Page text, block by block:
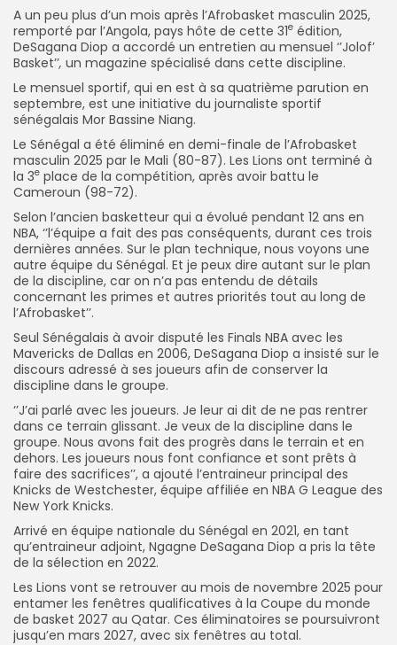
A un peu plus d’un mois après l’Afrobasket masculin 2025,
remporté par l’Angola, pays hôte de cette 31e édition,
DeSagana Diop a accordé un entretien au mensuel ‘’Jolof’
Basket’’, un magazine spécialisé dans cette discipline.
Le mensuel sportif, qui en est à sa quatrième parution en
septembre, est une initiative du journaliste sportif
sénégalais Mor Bassine Niang.
Le Sénégal a été éliminé en demi-finale de l’Afrobasket
masculin 2025 par le Mali (80-87). Les Lions ont terminé à
la 3e place de la compétition, après avoir battu le
Cameroun (98-72).
Selon l’ancien basketteur qui a évolué pendant 12 ans en
NBA, ‘’l’équipe a fait des pas conséquents, durant ces trois
dernières années. Sur le plan technique, nous voyons une
autre équipe du Sénégal. Et je peux dire autant sur le plan
de la discipline, car on n’a pas entendu de détails
concernant les primes et autres priorités tout au long de
l’Afrobasket’’.
Seul Sénégalais à avoir disputé les Finals NBA avec les
Mavericks de Dallas en 2006, DeSagana Diop a insisté sur le
discours adressé à ses joueurs afin de conserver la
discipline dans le groupe.
‘’J’ai parlé avec les joueurs. Je leur ai dit de ne pas rentrer
dans ce terrain glissant. Je veux de la discipline dans le
groupe. Nous avons fait des progrès dans le terrain et en
dehors. Les joueurs nous font confiance et sont prêts à
faire des sacrifices’’, a ajouté l’entraineur principal des
Knicks de Westchester, équipe affiliée en NBA G League des
New York Knicks.
Arrivé en équipe nationale du Sénégal en 2021, en tant
qu’entraineur adjoint, Ngagne DeSagana Diop a pris la tête
de la sélection en 2022.
Les Lions vont se retrouver au mois de novembre 2025 pour
entamer les fenêtres qualificatives à la Coupe du monde
de basket 2027 au Qatar. Ces éliminatoires se poursuivront
jusqu’en mars 2027, avec six fenêtres au total.